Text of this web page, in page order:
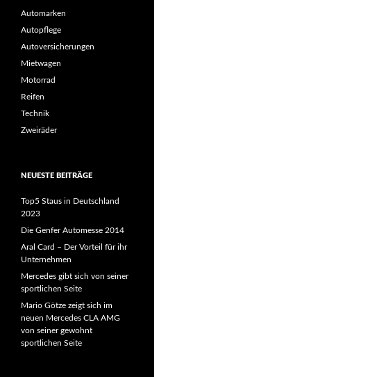
Automarken
Autopflege
Autoversicherungen
Mietwagen
Motorrad
Reifen
Technik
Zweiräder
NEUESTE BEITRÄGE
Top5 Staus in Deutschland
2023
Die Genfer Automesse 2014
Aral Card – Der Vorteil für ihr
Unternehmen
Mercedes gibt sich von seiner
sportlichen Seite
Mario Götze zeigt sich im
neuen Mercedes CLA AMG
von seiner gewohnt
sportlichen Seite